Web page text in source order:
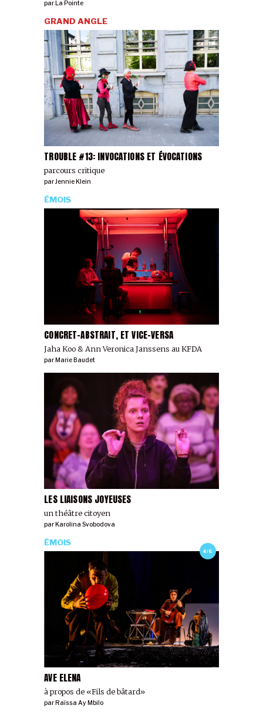
parLa Pointe
TROUBLE #13: INVOCATIONS ET ÉVOCATIONS
parcours critique
GRAND ANGLE
parJennie Klein
CONCRET-ABSTRAIT, ET VICE-VERSA
Jaha Koo & Ann Veronica Janssens au KFDA
ÉMOIS
par Marie Baudet
LES LIAISONS JOYEUSES
un théâtre citoyen
par Karolina Svobodova
4/6
AVE ELENA
à propos de «Fils de bâtard»
ÉMOIS
parRaïssa Ay Mbilo